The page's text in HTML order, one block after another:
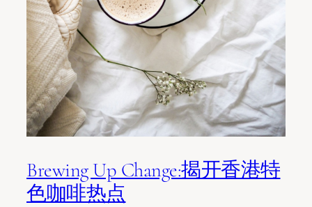
Brewing Up Change:揭开香港特
色咖啡热点